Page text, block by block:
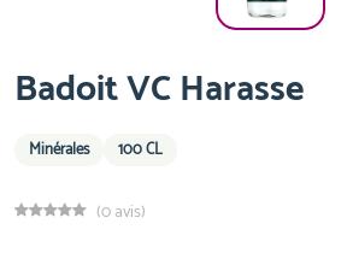
Badoit VC Harasse
Minérales 100 CL
(0 avis)